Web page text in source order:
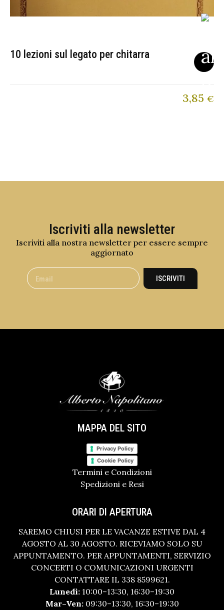
10 lezioni sul legato per chitarra
3,85 €
Iscriviti alla newsletter
Iscriviti alla nostra newsletter per essere sempre
aggiornato
ISCRIVITI
MAPPA DEL SITO
Privacy Policy
Cookie Policy
Termini e Condizioni
Spedizioni e Resi
ORARI DI APERTURA
SAREMO CHIUSI PER LE VACANZE ESTIVE DAL 4
AGOSTO AL 30 AGOSTO. RICEVIAMO SOLO SU
APPUNTAMENTO. PER APPUNTAMENTI, SERVIZIO
CONCERTI O COMUNICAZIONI URGENTI
CONTATTARE IL 338 8599621.
Lunedì: 10:00–13:30, 16:30–19:30
Mar–Ven:09:30–13:30, 16:30–19:30